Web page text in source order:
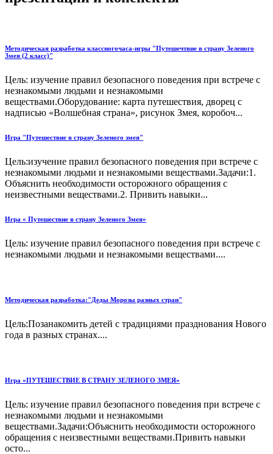
Методическая разработка классногочаса-игры "Путешечтвие в страну Зеленого
Змея (2 класс)"
Цель: изучение правил безопасного поведения при встрече с
незнакомыми людьми и незнакомыми
веществами.Оборудование: карта путешествия, дворец с
надписью «Волшебная страна», рисунок Змея, коробоч...
Игра "Путешествие в страну Зеленого змея"
Цель:изучение правил безопасного поведения при встрече с
незнакомыми людьми и незнакомыми веществами.Задачи:1.
Объяснить необходимости осторожного обращения с
неизвестными веществами.2. Привить навыки...
Игра « Путешествие в страну Зеленого Змея»
Цель: изучение правил безопасного поведения при встрече с
незнакомыми людьми и незнакомыми веществами....
Методическая разработка:"Деды Морозы разных стран"
Цель:Позанакомить детей с традициями празднования Нового
года в разных странах....
Игра «ПУТЕШЕСТВИЕ В СТРАНУ ЗЕЛЕНОГО ЗМЕЯ»
Цель: изучение правил безопасного поведения при встрече с
незнакомыми людьми и незнакомыми
веществами.Задачи:Объяснить необходимости осторожного
обращения с неизвестными веществами.Привить навыки
осто...